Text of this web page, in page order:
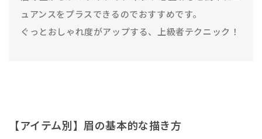
ュアンスをプラスできるのでおすすめです。
ぐっとおしゃれ度がアップする、上級者テクニック！
【アイテム別】眉の基本的な描き方